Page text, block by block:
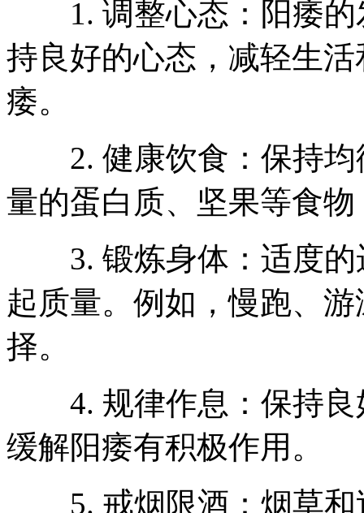
1. 调整心态：阳痿的
持良好的心态，减轻生
痿。
2. 健康饮食：保持均
量的蛋白质、坚果等食
3. 锻炼身体：适度的
起质量。例如，慢跑、
择。
4. 规律作息：保持良
缓解阳痿有积极作用。
5. 戒烟限酒：烟草和